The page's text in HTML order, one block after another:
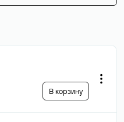
В корзину